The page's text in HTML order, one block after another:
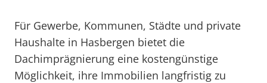
Für Gewerbe, Kommunen, Städte und private
Haushalte in Hasbergen bietet die
Dachimprägnierung eine kostengünstige
Möglichkeit, ihre Immobilien langfristig zu